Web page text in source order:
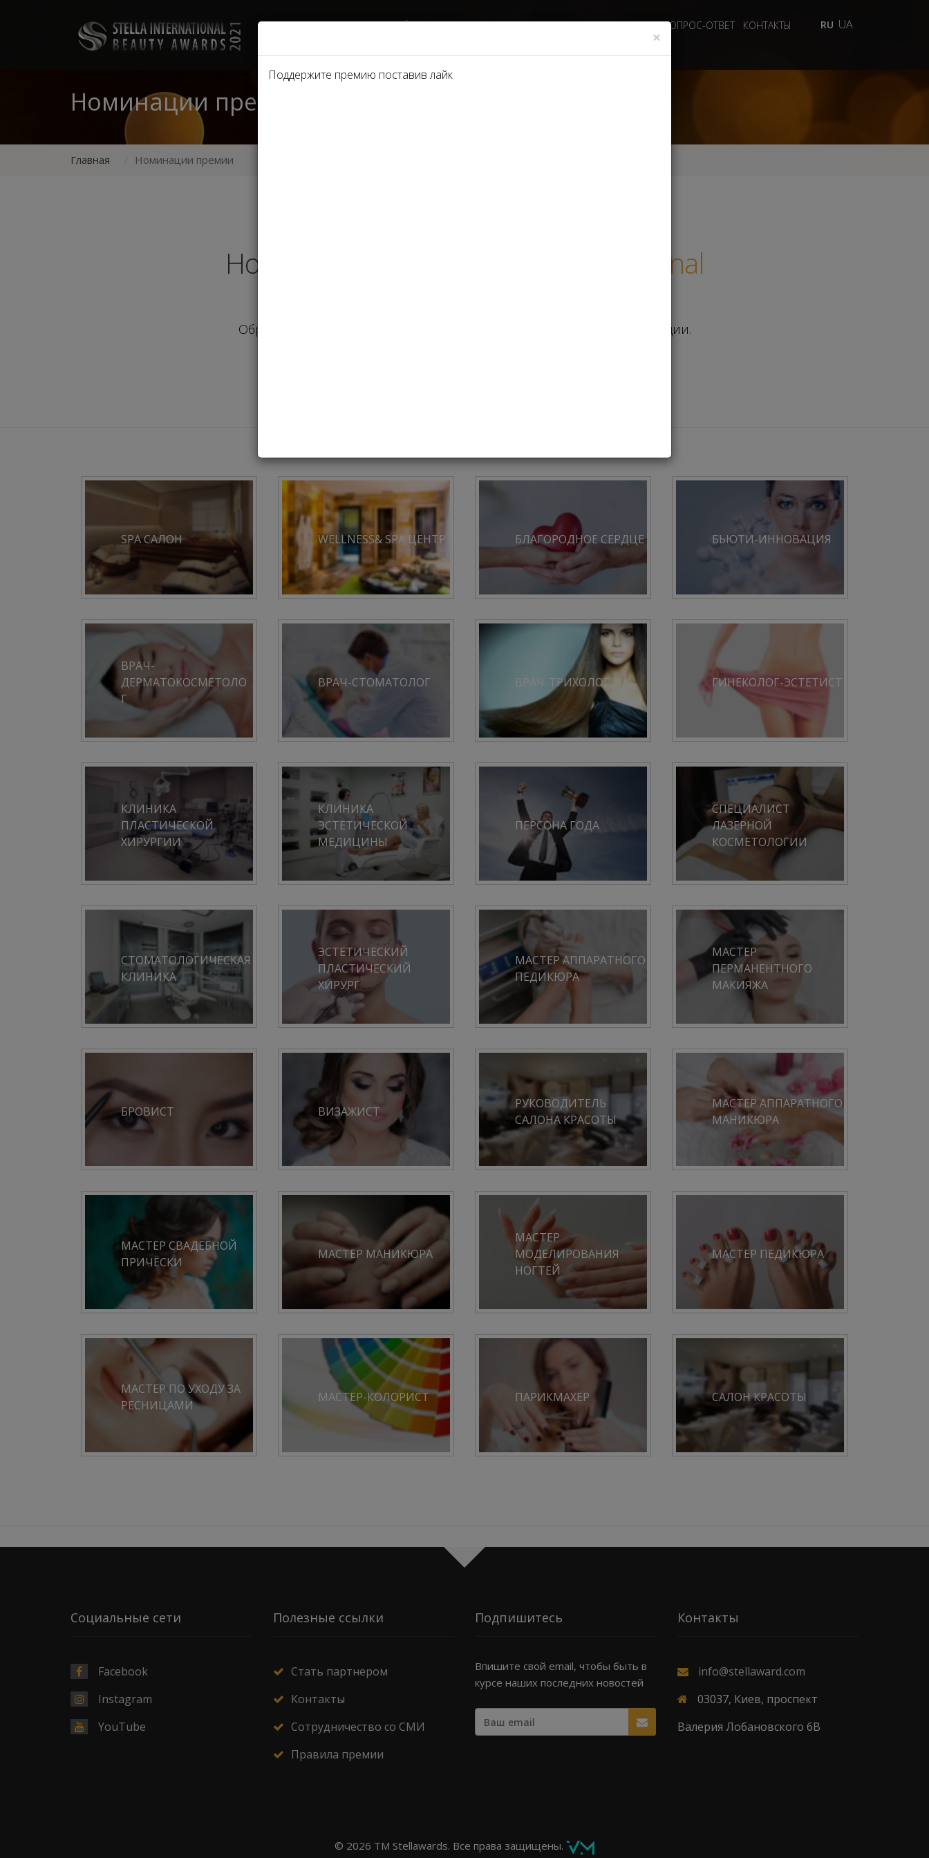
НОМИНАЦИИ ПАРТНЁРЫ 2021 О ПРЕМИИ ФОТОГАЛЕРЕЯ СМИ И ВИДЕО ВОПРОС-ОТВЕТ КОНТАКТЫ RU UA
Номинации премии
Главная Номинации премии
Номинации премии
Stella International
Обращаем внимание, форма регистрации находится в каждой номинации.
SPA САЛОН WELLNESS& SPA ЦЕНТР БЛАГОРОДНОЕ СЕРДЦЕ БЬЮТИ-ИННОВАЦИЯ
ВРАЧ-
ДЕРМАТОКОСМЕТОЛО
Г
ВРАЧ-СТОМАТОЛОГ ВРАЧ-ТРИХОЛОГ ГИНЕКОЛОГ-ЭСТЕТИСТ
КЛИНИКА
ПЛАСТИЧЕСКОЙ
ХИРУРГИИ
КЛИНИКА
ЭСТЕТИЧЕСКОЙ
МЕДИЦИНЫ
ПЕРСОНА ГОДА
СПЕЦИАЛИСТ
ЛАЗЕРНОЙ
КОСМЕТОЛОГИИ
СТОМАТОЛОГИЧЕСКАЯ
КЛИНИКА
ЭСТЕТИЧЕСКИЙ
ПЛАСТИЧЕСКИЙ
ХИРУРГ
МАСТЕР АППАРАТНОГО
ПЕДИКЮРА
МАСТЕР
ПЕРМАНЕНТНОГО
МАКИЯЖА
БРОВИСТ ВИЗАЖИСТ
РУКОВОДИТЕЛЬ
САЛОНА КРАСОТЫ
МАСТЕР АППАРАТНОГО
МАНИКЮРА
МАСТЕР СВАДЕБНОЙ
ПРИЧЁСКИ
МАСТЕР МАНИКЮРА
МАСТЕР
МОДЕЛИРОВАНИЯ
НОГТЕЙ
МАСТЕР ПЕДИКЮРА
МАСТЕР ПО УХОДУ ЗА
РЕСНИЦАМИ
МАСТЕР-КОЛОРИСТ ПАРИКМАХЕР САЛОН КРАСОТЫ
Социальные сети
Facebook
Instagram
YouTube
Полезные ссылки
Стать партнером
Контакты
Сотрудничество со СМИ
Правила премии
Подпишитесь
Впишите свой email, чтобы быть в
курсе наших последних новостей
Контакты
info@stellaward.com
03037, Киев, проспект
Валерия Лобановского 6В
© 2026 TM Stellawards. Все права защищены.
×
Поддержите премию поставив лайк